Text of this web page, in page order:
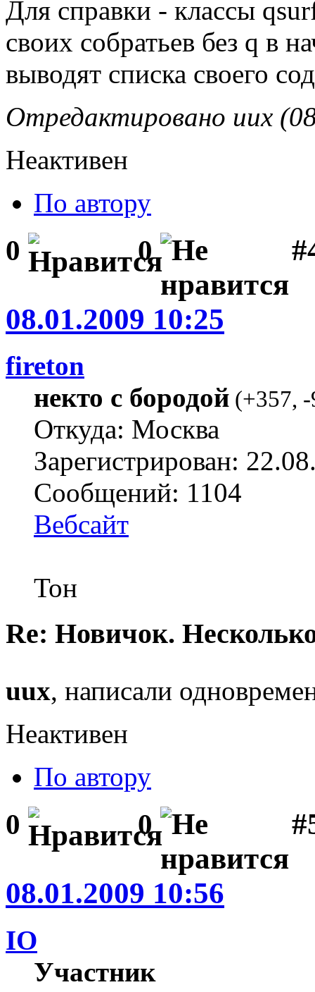
Для справки - классы
своих собратьев без q в
выводят списка своего
Отредактировано uux
Неактивен
По автору
0 0
08.01.2009 10:25
fireton
некто с бородой (+357,
Откуда: Москва
Зарегистрирован:
Сообщений: 1104
Вебсайт
Тон
Re: Новичок.
uux, написали
Неактивен
По автору
0 0
08.01.2009 10:56
IO
Участник